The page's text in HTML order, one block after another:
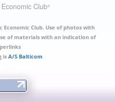
Club®
Club. Use of photos with
of materials with an indication of
is A/S Balticom